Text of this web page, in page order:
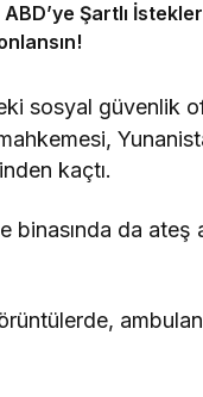
ABD’ye Şartlı
sosyal güvenlik
kaçtı.
da ateş